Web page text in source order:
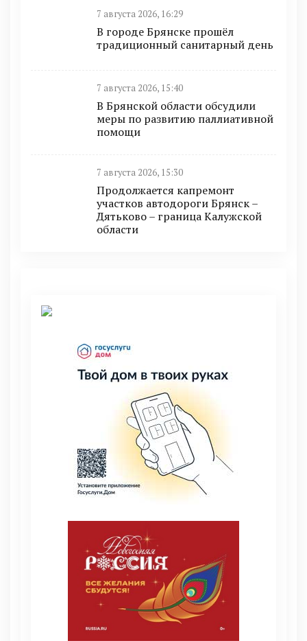
7 августа 2026, 16:29
В городе Брянске прошёл
традиционный санитарный день
7 августа 2026, 15:40
В Брянской области обсудили
меры по развитию паллиативной
помощи
7 августа 2026, 15:30
Продолжается капремонт
участков автодороги Брянск –
Дятьково – граница Калужской
области